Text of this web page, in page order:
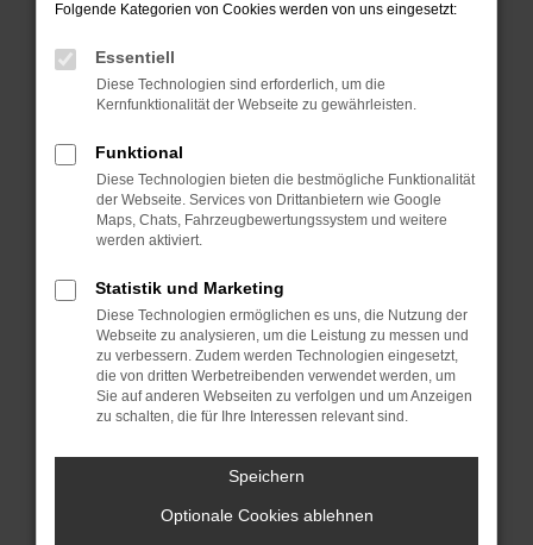
Prüfe deine Browsererweiterungen.
können das Laden bestimmter Seiten
verhindern. Funktioniert die Seite in einem
Fenster?
Starte dein Gerät neu.
Das kann manchmal helfen, vorübergehende
Probleme zu beheben.
Betriebssystem auf dem neuesten Stand
sind.
Veraltete Software birgt nicht nur ein
Sicherheitsrisiko, sondern kann auch dazu
führen, dass bestimmte Funktionen nicht mehr
unterstützt werden.
Wende dich an den Webseitenbetreiber.
Wenn du alle oben genannten Schritte versucht
hast, kontaktiere uns bitte. Wir werden
Folgende Kategorien von Cookies werden von uns eingesetzt:
Essentiell
Diese Technologien sind erforderlich, um die
Kernfunktionalität der Webseite zu gewährleisten.
Funktional
Diese Technologien bieten die bestmögliche Funktionalität
der Webseite. Services von Drittanbietern wie Google
Maps, Chats, Fahrzeugbewertungssystem und weitere
werden aktiviert.
Statistik und Marketing
Diese Technologien ermöglichen es uns, die Nutzung der
Webseite zu analysieren, um die Leistung zu messen und
zu verbessern. Zudem werden Technologien eingesetzt,
die von dritten Werbetreibenden verwendet werden, um
Sie auf anderen Webseiten zu verfolgen und um Anzeigen
zu schalten, die für Ihre Interessen relevant sind.
Speichern
Optionale Cookies ablehnen